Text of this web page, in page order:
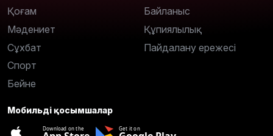
Қоғам
Мәдениет
Сұхбат
Спорт
Бейне
Байланыс
Құпиялылық
Пайдалану ережесі
Мобильді қосымшалар
Download on the Get it on